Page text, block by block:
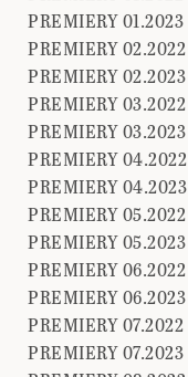
PREMIERY 01.2023
PREMIERY 02.2022
PREMIERY 02.2023
PREMIERY 03.2022
PREMIERY 03.2023
PREMIERY 04.2022
PREMIERY 04.2023
PREMIERY 05.2022
PREMIERY 05.2023
PREMIERY 06.2022
PREMIERY 06.2023
PREMIERY 07.2022
PREMIERY 07.2023